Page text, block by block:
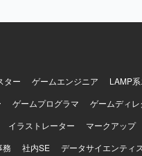
解
・
ター ゲームエンジニア LAMP
ゲームプログラマ ゲームディレ
イラストレーター マークアップ
務 社内SE データサイエンティ